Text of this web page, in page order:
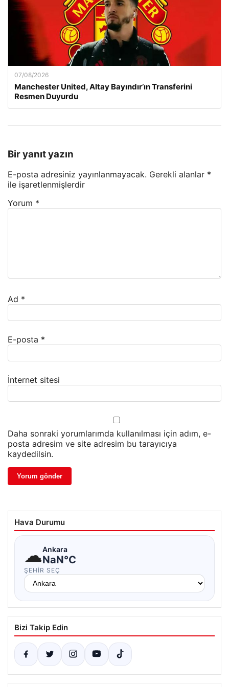
07/08/2026
Manchester United, Altay Bayındır’ın Transferini
Resmen Duyurdu
Bir yanıt yazın
E-posta adresiniz yayınlanmayacak. Gerekli alanlar *
ile işaretlenmişlerdir
Yorum *
Ad *
E-posta *
İnternet sitesi
Daha sonraki yorumlarımda kullanılması için adım, e-
posta adresim ve site adresim bu tarayıcıya
kaydedilsin.
Hava Durumu
☁Ankara
NaN°C
ŞEHIR SEÇ
Bizi Takip Edin